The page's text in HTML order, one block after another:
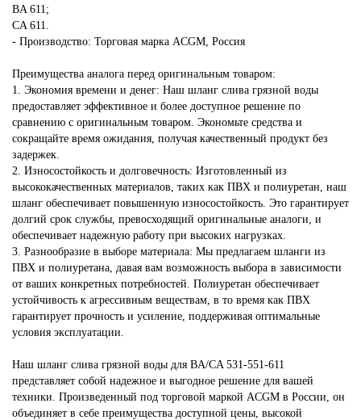
BA 611;
CA 611.
- Производство: Торговая марка ACGM, Россия
Преимущества аналога перед оригинальным товаром:
1. Экономия времени и денег: Наш шланг слива грязной воды
предоставляет эффективное и более доступное решение по
сравнению с оригинальным товаром. Экономьте средства и
сокращайте время ожидания, получая качественный продукт без
задержек.
2. Износостойкость и долговечность: Изготовленный из
высококачественных материалов, таких как ПВХ и полиуретан, наш
шланг обеспечивает повышенную износостойкость. Это гарантирует
долгий срок службы, превосходящий оригинальные аналоги, и
обеспечивает надежную работу при высоких нагрузках.
3. Разнообразие в выборе материала: Мы предлагаем шланги из
ПВХ и полиуретана, давая вам возможность выбора в зависимости
от ваших конкретных потребностей. Полиуретан обеспечивает
устойчивость к агрессивным веществам, в то время как ПВХ
гарантирует прочность и усиление, поддерживая оптимальные
условия эксплуатации.
Наш шланг слива грязной воды для BA/CA 531-551-611
представляет собой надежное и выгодное решение для вашей
техники. Произведенный под торговой маркой ACGM в России, он
объединяет в себе преимущества доступной цены, высокой